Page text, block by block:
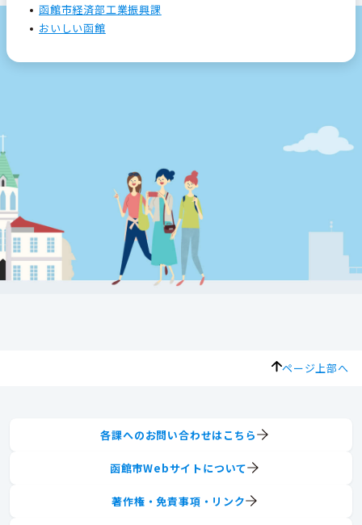
函館市経済部工業振興課
おいしい函館
ページ上部へ
各課へのお問い合わせはこちら
函館市Webサイトについて
著作権・免責事項・リンク